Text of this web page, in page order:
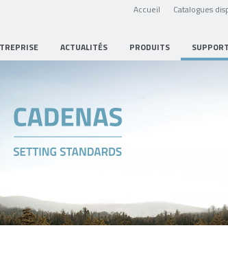
Accueil Catalogues
ACTUALITÉS PRODUITS SUPPORT